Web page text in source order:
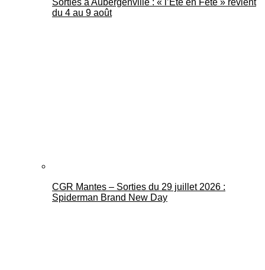
Sorties à Aubergenville : « l’Été en Fête » revient
du 4 au 9 août
CGR Mantes – Sorties du 29 juillet 2026 :
Spiderman Brand New Day